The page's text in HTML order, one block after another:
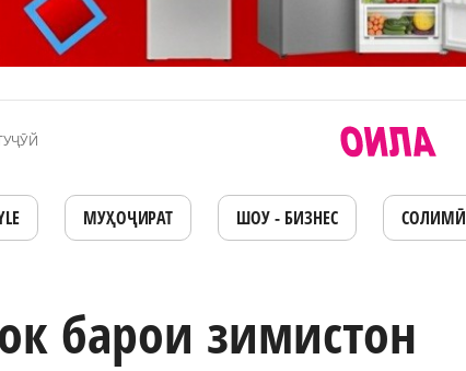
МУҲОҶИРАТ ШОУ - БИЗНЕС СОЛИМӢ
барои зимистон